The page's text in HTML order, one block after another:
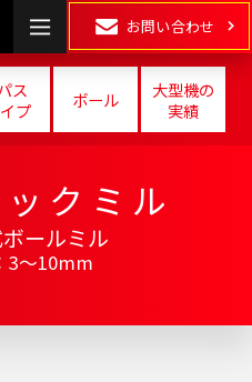
お問い合わせ
クミル
ールミル
3～10mm
ス
プ
ボール
大型機の
実績